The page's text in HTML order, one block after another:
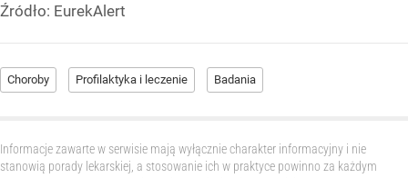
Źródło: EurekAlert
Choroby Profilaktyka i leczenie Badania
Informacje zawarte w serwisie mają wyłącznie charakter informacyjny i nie
stanowią porady lekarskiej, a stosowanie ich w praktyce powinno za każdym